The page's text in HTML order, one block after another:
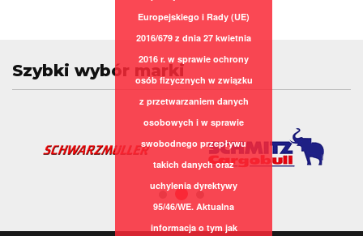
Szybki wybór marki
Europejskiego i Rady (UE)
2016/679 z dnia 27 kwietnia
2016 r. w sprawie ochrony
osób fizycznych w związku
z przetwarzaniem danych
osobowych i w sprawie
swobodnego przepływu
takich danych oraz
uchylenia dyrektywy
95/46/WE. Aktualna
informacja o tym jak